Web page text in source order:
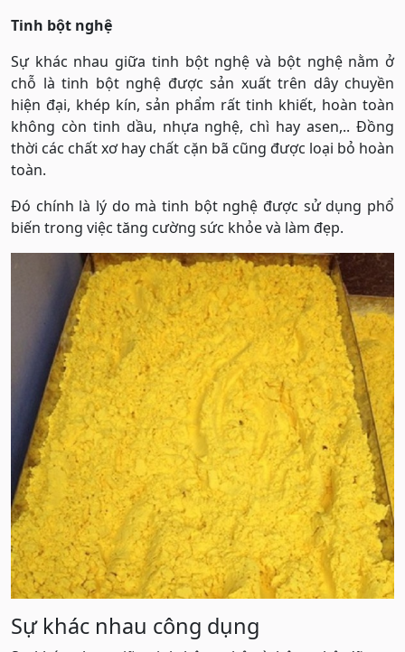
Tinh bột nghệ
Sự khác nhau giữa tinh bột nghệ và bột nghệ nằm ở
chỗ là tinh bột nghệ được sản xuất trên dây chuyền
hiện đại, khép kín, sản phẩm rất tinh khiết, hoàn toàn
không còn tinh dầu, nhựa nghệ, chì hay asen,.. Đồng
thời các chất xơ hay chất cặn bã cũng được loại bỏ hoàn
toàn.
Đó chính là lý do mà tinh bột nghệ được sử dụng phổ
biến trong việc tăng cường sức khỏe và làm đẹp.
Sự khác nhau công dụng